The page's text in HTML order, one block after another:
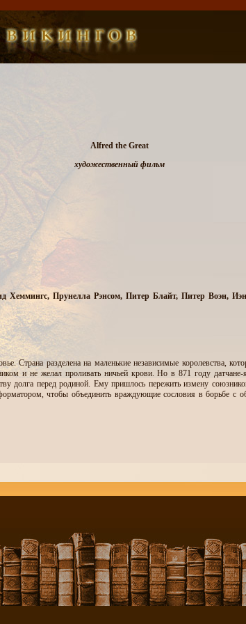
Alfred the Great
художественный фильм
Хеммингс, Прунелла Рэнсом, Питер Блайт, Питер Воэн,
Страна разделена на маленькие независимые королевства,
и не желал проливать ничьей крови. Но в 871 году
долга перед родиной. Ему пришлось пережить измену
чтобы объединить враждующие сословия в борьбе с